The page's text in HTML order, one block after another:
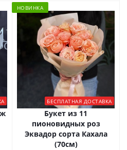
НОВИНКА
БЕСПЛАТНАЯ ДОСТАВКА
Букет из 11
пионовидных роз
Эквадор сорта Кахала
(70см)